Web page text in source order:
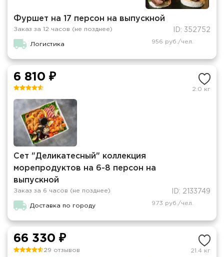
Фуршет на 17 персон на выпускной
Заказ за 12 часов (не позднее) ID: 352752
Логистика 956 руб./чел.
6 810 ₽
2.0 кг
Сет "Деликатесный" коллекция
морепродуктов на 6-8 персон на
выпускной
Заказ за 6 часов (не позднее) ID: 2133749
Доставка по городу 973 руб./чел.
66 330 ₽
29 отзывов 21.4 кг